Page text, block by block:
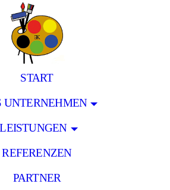
START
UNTERNEHMEN
LEISTUNGEN
REFERENZEN
PARTNER